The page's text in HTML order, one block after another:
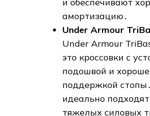
амортизацию․
Under Armour
Under Armour
это кроссовки с
подошвой и
поддержкой
идеально
тяжелых силовых